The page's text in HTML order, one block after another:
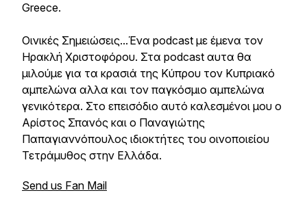
Greece.
Οινικές Σημειώσεις...Ένα podcast με έμενα τον
Ηρακλή Χριστοφόρου. Στα podcast αυτα θα
μιλούμε για τα κρασιά της Κύπρου τον Κυπριακό
αμπελώνα αλλα και τον παγκόσμιο αμπελώνα
γενικότερα. Στο επεισόδιο αυτό καλεσμένοι μου ο
Αρίστος Σπανός και ο Παναγιώτης
Παπαγιαννόπουλος ιδιοκτήτες του οινοποιείου
Τετράμυθος στην Ελλάδα.
Send us Fan Mail